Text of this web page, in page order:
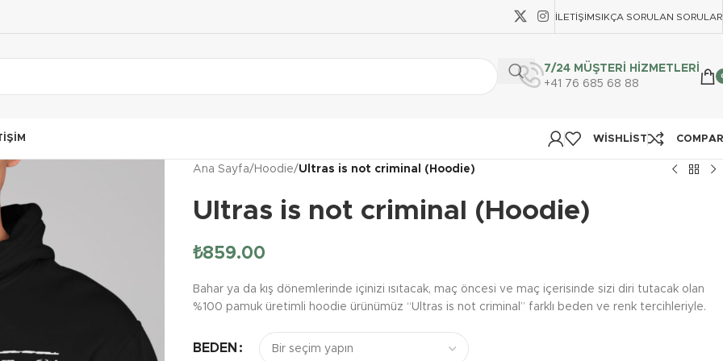
İLETIŞIMSIKÇA SORULAN SORULAR
7/24 MÜŞTERİ HİZMETLERİ
+41 76 685 68 88
WISHLIST
Ana Sayfa/ Hoodie/Ultras is not criminal (Hoodie)
Ultras is not criminal (Hoodie)
₺859.00
Bahar ya da kış dönemlerinde içinizi ısıtacak, maç öncesi ve maç içerisinde sizi diri tutacak olan
%100 pamuk üretimli hoodie ürünümüz “Ultras is not criminal” farklı beden ve renk tercihleriyle.
BEDEN